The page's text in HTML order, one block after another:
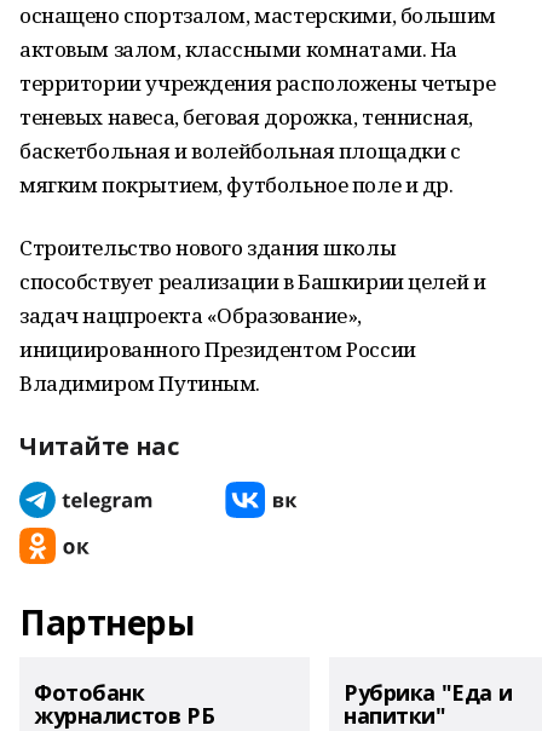
оснащено спортзалом, мастерскими, большим
актовым залом, классными комнатами. На
территории учреждения расположены четыре
теневых навеса, беговая дорожка, теннисная,
баскетбольная и волейбольная площадки с
мягким покрытием, футбольное поле и др.
Строительство нового здания школы
способствует реализации в Башкирии целей и
задач нацпроекта «Образование»,
инициированного Президентом России
Владимиром Путиным.
Читайте нас
Партнеры
Фотобанк
журналистов РБ
Рубрика "Еда и
напитки"